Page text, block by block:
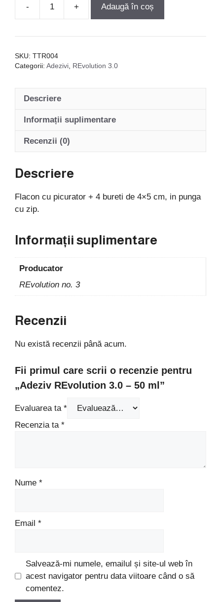
Cantitate
REvolution
-
ml
Adaugă în coș
SKU: TTR004
Categorii: Adezivi REvolution 3.0
Descriere
Informații suplimentare
Recenzii (0)
Descriere
Flacon cu picurator + 4 bureti de 4×5 cm, in punga
cu zip.
Informații suplimentare
Producator
REvolution no. 3
Recenzii
Nu există recenzii până acum.
Fii primul care scrii o recenzie pentru
„Adeziv REvolution 3.0 – 50 ml”
Evaluarea ta *
Recenzia ta *
Nume *
Email *
Salvează-mi numele, emailul și site-ul web în
acest navigator pentru data viitoare când o să
comentez.